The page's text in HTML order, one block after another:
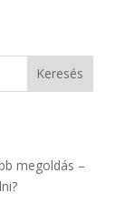
megoldás –